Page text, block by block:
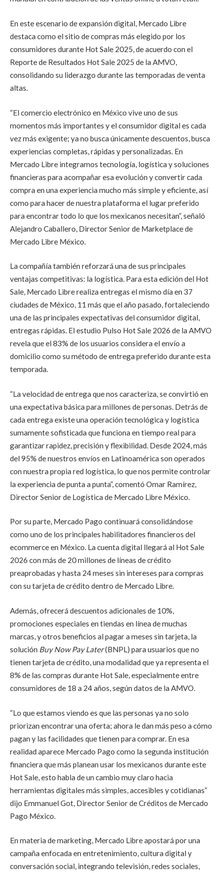
En este escenario de expansión digital, Mercado Libre
destaca como el sitio de compras más elegido por los
consumidores durante Hot Sale 2025, de acuerdo con el
Reporte de Resultados Hot Sale 2025 de la AMVO,
consolidando su liderazgo durante las temporadas de venta
altas.
“El comercio electrónico en México vive uno de sus
momentos más importantes y el consumidor digital es cada
vez más exigente; ya no busca únicamente descuentos, busca
experiencias completas, rápidas y personalizadas. En
Mercado Libre integramos tecnología, logística y soluciones
financieras para acompañar esa evolución y convertir cada
compra en una experiencia mucho más simple y eficiente, así
como para hacer de nuestra plataforma el lugar preferido
para encontrar todo lo que los mexicanos necesitan”, señaló
Alejandro Caballero, Director Senior de Marketplace de
Mercado Libre México.
La compañía también reforzará una de sus principales
ventajas competitivas: la logística. Para esta edición del Hot
Sale, Mercado Libre realiza entregas el mismo día en 37
ciudades de México, 11 más que el año pasado, fortaleciendo
una de las principales expectativas del consumidor digital,
entregas rápidas. El estudio Pulso Hot Sale 2026 de la AMVO
revela que el 83% de los usuarios considera el envío a
domicilio como su método de entrega preferido durante esta
temporada.
“La velocidad de entrega que nos caracteriza, se convirtió en
una expectativa básica para millones de personas. Detrás de
cada entrega existe una operación tecnológica y logística
sumamente sofisticada que funciona en tiempo real para
garantizar rapidez, precisión y flexibilidad. Desde 2024, más
del 95% de nuestros envíos en Latinoamérica son operados
con nuestra propia red logística, lo que nos permite controlar
la experiencia de punta a punta”, comentó Omar Ramírez,
Director Senior de Logística de Mercado Libre México.
Por su parte, Mercado Pago continuará consolidándose
como uno de los principales habilitadores financieros del
ecommerce en México. La cuenta digital llegará al Hot Sale
2026 con más de 20 millones de líneas de crédito
preaprobadas y hasta 24 meses sin intereses para compras
con su tarjeta de crédito dentro de Mercado Libre.
Además, ofrecerá descuentos adicionales de 10%,
promociones especiales en tiendas en línea de muchas
marcas, y otros beneficios al pagar a meses sin tarjeta, la
solución Buy Now Pay Later(BNPL) para usuarios que no
tienen tarjeta de crédito, una modalidad que ya representa el
8% de las compras durante Hot Sale, especialmente entre
consumidores de 18 a 24 años, según datos de la AMVO.
“Lo que estamos viendo es que las personas ya no solo
priorizan encontrar una oferta; ahora le dan más peso a cómo
pagan y las facilidades que tienen para comprar. En esa
realidad aparece Mercado Pago como la segunda institución
financiera que más planean usar los mexicanos durante este
Hot Sale, esto habla de un cambio muy claro hacia
herramientas digitales más simples, accesibles y cotidianas”
dijo Emmanuel Got, Director Senior de Créditos de Mercado
Pago México.
En materia de marketing, Mercado Libre apostará por una
campaña enfocada en entretenimiento, cultura digital y
conversación social, integrando televisión, redes sociales,